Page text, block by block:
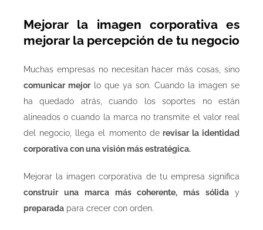
Mejorar la imagen corporativa es
mejorar la percepción de tu negocio
Muchas empresas no necesitan hacer más cosas, sino
comunicar mejorlo que ya son. Cuando la imagen se
ha quedado atrás, cuando los soportes no están
alineados o cuando la marca no transmite el valor real
del negocio, llega el momento derevisar la identidad
corporativa con una visión más estratégica.
Mejorar la imagen corporativa de tu empresa significa
construir una marca más coherente, más sólida y
preparada para crecer con orden.